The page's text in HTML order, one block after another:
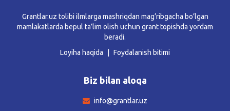
Grantlar.uz tolibi ilmlarga mashriqdan mag’ribgacha bo’lgan
mamlakatlarda bepul ta’lim olish uchun grant topishda yordam
beradi.
Loyiha haqida
Foydalanish bitimi
Biz bilan aloqa
info@grantlar.uz